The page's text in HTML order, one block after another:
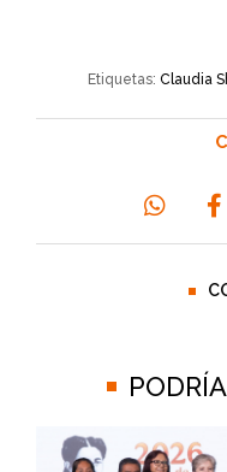
Etiquetas: Claudia